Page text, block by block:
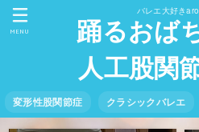
バレエ大好き
踊るおば
人工股関
変形性股関節症 クラシックバレエ
MENU